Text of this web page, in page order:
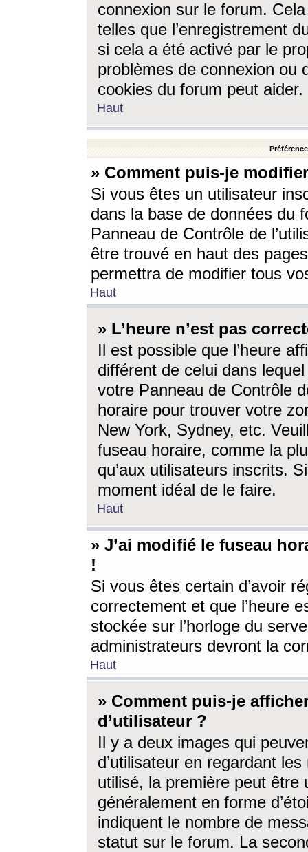
connexion sur le forum.
telles que l’enregistrement
si cela a été activé par le
problèmes de connexion ou
cookies du forum peut aider.
Haut
» Comment puis-je
Si vous êtes un utilisateur
dans la base de données du
Panneau de Contrôle de
être trouvé en haut des
permettra de modifier tous
Haut
» L’heure n’est pas
Il est possible que l’heure
différent de celui dans
votre Panneau de Contrôle
horaire pour trouver votre
New York, Sydney, etc.
fuseau horaire, comme la
qu’aux utilisateurs inscrits.
moment idéal de le faire.
Haut
» J’ai modifié le fuseau
!
Si vous êtes certain d’avoir
correctement et que l’heure
stockée sur l’horloge du
administrateurs devront la
Haut
» Comment puis-je
d’utilisateur ?
Il y a deux images qui
d’utilisateur en regardant
utilisé, la première peut être
généralement en forme
indiquent le nombre de
statut sur le forum. La